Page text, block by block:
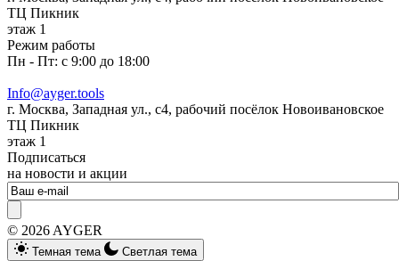
ТЦ Пикник
этаж 1
Режим работы
Пн - Пт: с 9:00 до 18:00
Info@ayger.tools
г. Москва, Западная ул., с4, рабочий посёлок Новоивановское
ТЦ Пикник
этаж 1
Подписаться
на новости и акции
© 2026 AYGER
Темная тема Светлая тема